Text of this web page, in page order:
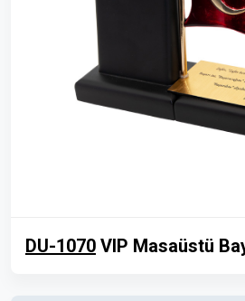
DU-1070 VIP Masaüstü